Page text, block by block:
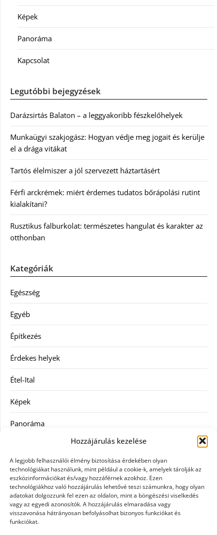
Hozzájárulás kezelése
A legjobb felhasználói élmény biztosítása érdekében olyan
technológiákat használunk, mint például a cookie-k, amelyek tárolják az
eszközinformációkat és/vagy hozzáférnek azokhoz. Ezen
technológiákhoz való hozzájárulás lehetővé teszi számunkra, hogy olyan
adatokat dolgozzunk fel ezen az oldalon, mint a böngészési viselkedés
vagy az egyedi azonosítók. A hozzájárulás elmaradása vagy
visszavonása hátrányosan befolyásolhat bizonyos funkciókat és
funkciókat.
Képek
Panoráma
Kapcsolat
Legutóbbi bejegyzések
Darázsirtás Balaton – a leggyakoribb fészkelőhelyek
Munkaügyi szakjogász: Hogyan védje meg jogait és kerülje
el a drága vitákat
Tartós élelmiszer a jól szervezett háztartásért
Férfi arckrémek: miért érdemes tudatos bőrápolási rutint
kialakítani?
Rusztikus falburkolat: természetes hangulat és karakter az
otthonban
Kategóriák
Egészség
Egyéb
Építkezés
Érdekes helyek
Étel-Ital
Képek
Panoráma
Szolgáltatás
Vásárlás
Webáruházak